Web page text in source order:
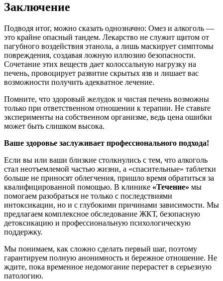
Заключение
Подводя итог, можно сказать однозначно: Омез и алкоголь —
это крайне опасный тандем. Лекарство не служит щитом от
пагубного воздействия этанола, а лишь маскирует симптомы
повреждения, создавая ложную иллюзию безопасности.
Сочетание этих веществ дает колоссальную нагрузку на
печень, провоцирует развитие скрытых язв и лишает вас
возможности получить адекватное лечение.
Помните, что здоровый желудок и чистая печень возможны
только при ответственном отношении к терапии. Не ставьте
эксперименты на собственном организме, ведь цена ошибки
может быть слишком высока.
Ваше здоровье заслуживает профессионального подхода!
Если вы или ваши близкие столкнулись с тем, что алкоголь
стал неотъемлемой частью жизни, а «спасительные» таблетки
больше не приносят облегчения, пришло время обратиться за
квалифицированной помощью. В клинике «Течение» мы
помогаем разобраться не только с последствиями
интоксикации, но и с глубокими причинами зависимости. Мы
предлагаем комплексное обследование ЖКТ, безопасную
детоксикацию и профессиональную психологическую
поддержку.
Мы понимаем, как сложно сделать первый шаг, поэтому
гарантируем полную анонимность и бережное отношение. Не
ждите, пока временное недомогание перерастет в серьезную
патологию.